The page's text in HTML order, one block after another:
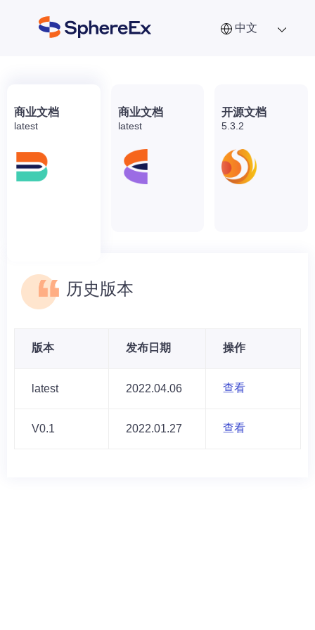
中文
商业文档
latest
商业文档
latest
开源文档
5.3.2
历史版本
版本 发布日期 操作
latest 2022.04.06 查看
V0.1 2022.01.27 查看